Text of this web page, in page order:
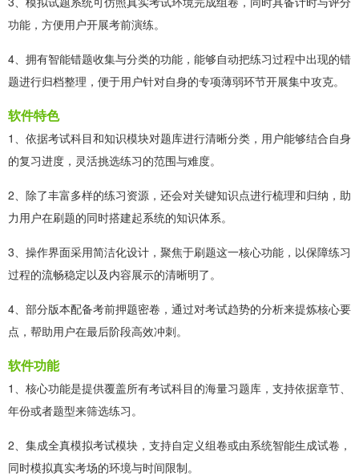
功能，方便用户开展考前演练。
4、拥有智能错题收集与分类的功能，能够自动把练习过程中出现的错
题进行归档整理，便于用户针对自身的专项薄弱环节开展集中攻克。
软件特色
1、依据考试科目和知识模块对题库进行清晰分类，用户能够结合自身
的复习进度，灵活挑选练习的范围与难度。
2、除了丰富多样的练习资源，还会对关键知识点进行梳理和归纳，助
力用户在刷题的同时搭建起系统的知识体系。
3、操作界面采用简洁化设计，聚焦于刷题这一核心功能，以保障练习
过程的流畅稳定以及内容展示的清晰明了。
4、部分版本配备考前押题密卷，通过对考试趋势的分析来提炼核心要
点，帮助用户在最后阶段高效冲刺。
软件功能
1、核心功能是提供覆盖所有考试科目的海量习题库，支持依据章节、
年份或者题型来筛选练习。
2、集成全真模拟考试模块，支持自定义组卷或由系统智能生成试卷，
同时模拟真实考场的环境与时间限制。